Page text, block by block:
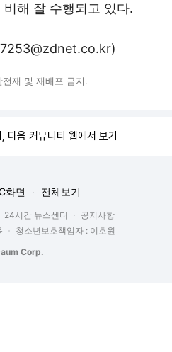
해 잘 수행되고 있다.
재 및 재배포 금지.
다음 커뮤니티 웹에서 보기
화면 전체보기
24시간 뉴스센터
공지사항
청소년보호책임자 : 이호원
Corp.